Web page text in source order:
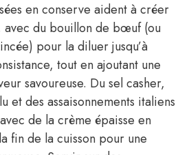
en conserve aident à créer
avec du bouillon de bœuf (ou
pour la diluer jusqu’à
tout en ajoutant une
savoureuse. Du sel casher,
et des assaisonnements italiens
de la crème épaisse en
fin de la cuisson pour une